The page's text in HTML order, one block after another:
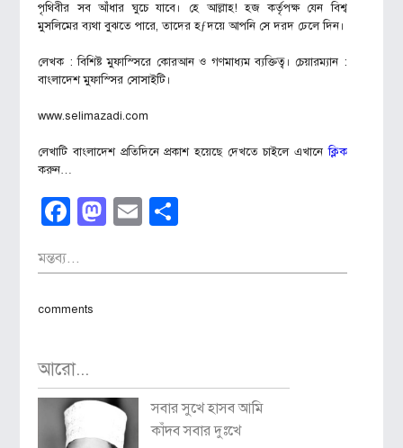
পৃথিবীর সব আঁধার ঘুচে যাবে। হে আল্লাহ! হজ কর্তৃপক্ষ যেন বিশ্ব
মুসলিমের ব্যথা বুঝতে পারে, তাদের হƒদয়ে আপনি সে দরদ ঢেলে দিন।
লেখক : বিশিষ্ট মুফাস্সিরে কোরআন ও গণমাধ্যম ব্যক্তিত্ব। চেয়ারম্যান :
বাংলাদেশ মুফাস্সির সোসাইটি।
www.selimazadi.com
লেখাটি বাংলাদেশ প্রতিদিনে প্রকাশ হয়েছে দেখতে চাইলে এখানেক্লিক
করুন…
Facebook
Mastodon
Email
মন্তব্য...
comments
আরো...
সবার সুখে হাসব আমি
কাঁদব সবার দুঃখে